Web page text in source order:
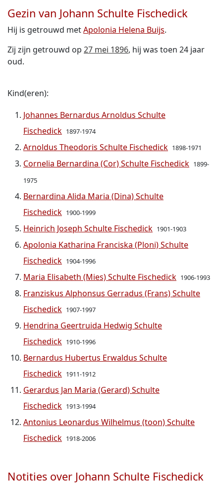
Gezin van Johann Schulte Fischedick
Hij is getrouwd metApolonia Helena Buijs.
Zij zijn getrouwd op 27 mei 1896, hij was toen 24 jaar
oud.
Kind(eren):
Johannes Bernardus Arnoldus Schulte
Fischedick 1897-1974
Arnoldus Theodoris Schulte Fischedick 1898-1971
Cornelia Bernardina (Cor) Schulte Fischedick 1899-
1975
Bernardina Alida Maria (Dina) Schulte
Fischedick 1900-1999
Heinrich Joseph Schulte Fischedick 1901-1903
Apolonia Katharina Franciska (Ploni) Schulte
Fischedick 1904-1996
Maria Elisabeth (Mies) Schulte Fischedick 1906-1993
Franziskus Alphonsus Gerradus (Frans) Schulte
Fischedick 1907-1997
Hendrina Geertruida Hedwig Schulte
Fischedick 1910-1996
Bernardus Hubertus Erwaldus Schulte
Fischedick 1911-1912
Gerardus Jan Maria (Gerard) Schulte
Fischedick 1913-1994
Antonius Leonardus Wilhelmus (toon) Schulte
Fischedick 1918-2006
Notities over Johann Schulte Fischedick